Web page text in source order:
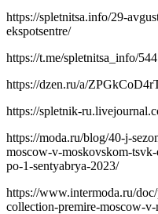
https://spletnitsa.info/29-
ekspotsentre/
https://t.me/spletnitsa_info/544
https://dzen.ru/a/
https://spletnik-
https://moda.ru/blog/40-j-
moscow-v-moskovskom-tsvk-
po-1-sentyabrya-2023/
https://www.intermoda.ru/
collection-premire-moscow-